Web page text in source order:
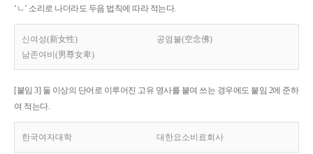
‘ㄴ’ 소리로 나더라도 두음 법칙에 따라 적는다.
신여성(新女性)
공염불(空念佛)
남존여비(男尊女卑)
[붙임 3] 둘 이상의 단어로 이루어진 고유 명사를 붙여 쓰는 경우에도 붙임 2에 준하
여 적는다.
한국여자대학 대한요소비료회사